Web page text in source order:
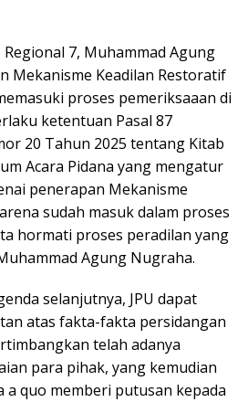
7, Muhammad Agung
Mekanisme Keadilan Restoratif
proses pemeriksaaan di
ketentuan Pasal 87
20 Tahun 2025 tentang Kitab
Acara Pidana yang mengatur
penerapan Mekanisme
sudah masuk dalam proses
hormati proses peradilan yang
Agung Nugraha.
selanjutnya, JPU dapat
atas fakta-fakta persidangan
telah adanya
para pihak, yang kemudian
a quo memberi putusan kepada